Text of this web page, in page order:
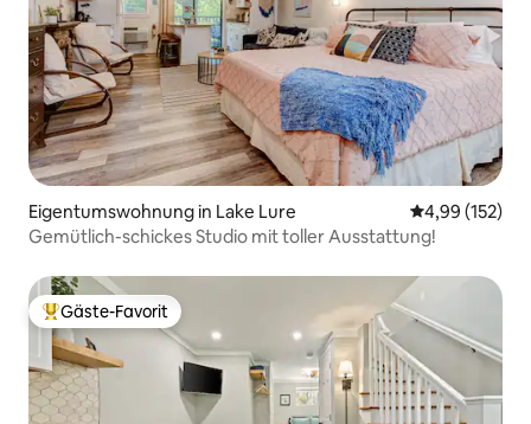
Eigentumswohnung in Lake Lure
4,99 (152)
Gemütlich-schickes Studio mit toller Ausstattung!
Beliebter Gäste-Favorit.
Gäste-Favorit